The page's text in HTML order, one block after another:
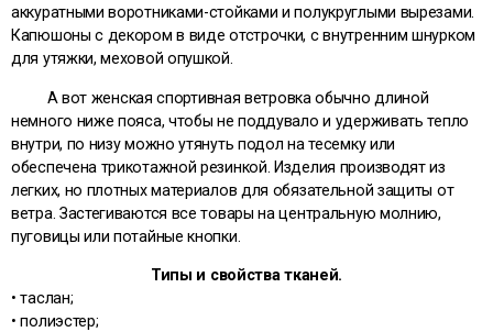
аккуратными воротниками-стойками и полукруглыми вырезами.
Капюшоны с декором в виде отстрочки, с внутренним шнурком
для утяжки, меховой опушкой.
А вот женская спортивная ветровка обычно длиной
немного ниже пояса, чтобы не поддувало и удерживать тепло
внутри, по низу можно утянуть подол на тесемку или
обеспечена трикотажной резинкой. Изделия производят из
легких, но плотных материалов для обязательной защиты от
ветра. Застегиваются все товары на центральную молнию,
пуговицы или потайные кнопки.
Типы и свойства тканей.
• таслан;
• полиэстер;